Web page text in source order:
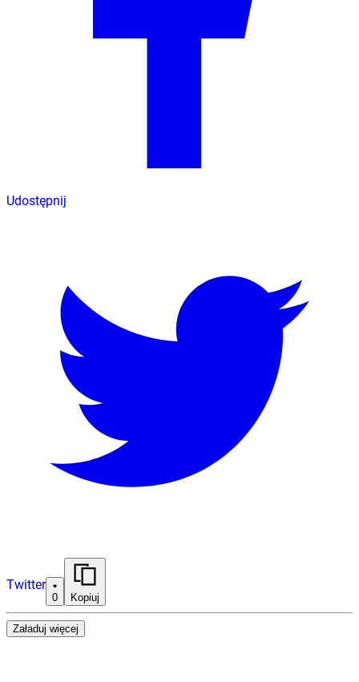
Udostępnij
Twitter
0 Kopiuj
Załaduj więcej